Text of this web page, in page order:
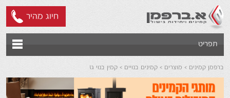
חיוג מהיר
תפריט
ברפמן קמינים מוצרים קמינים בנויים קמין בנוי גז